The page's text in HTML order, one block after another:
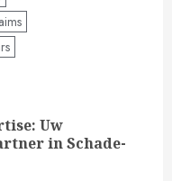
Uw
in Schade-